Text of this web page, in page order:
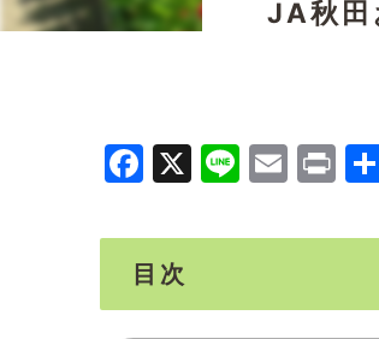
JA秋田
Facebook
X Line
目次